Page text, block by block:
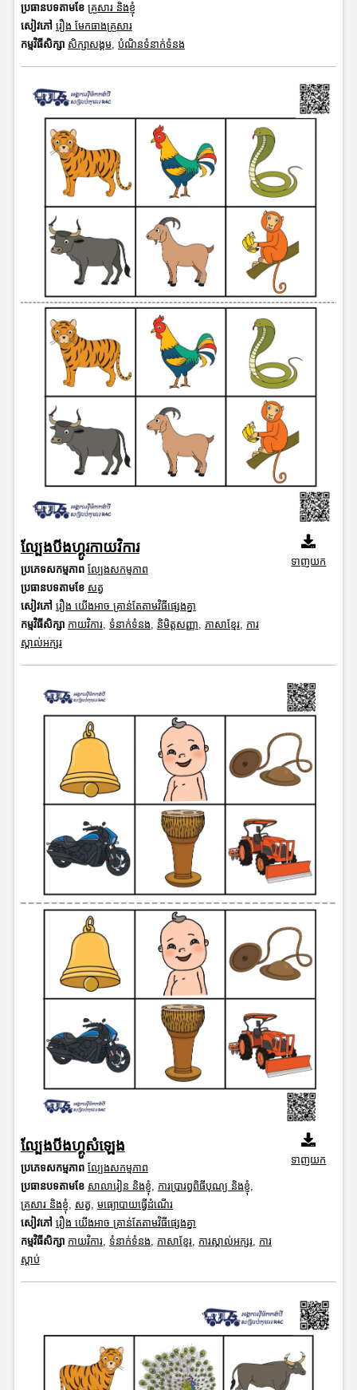
ប្រធានបទតាមខែ គ្រួសារ និងខ្ញុំ
សៀវភៅ រឿង មែកធាងគ្រួសារ
កម្មវិធីសិក្សា សិក្សាសង្គម, បំណិនទំនាក់ទំនង
ល្បែងបីងហ្គូរកាយវិការ
ប្រភេទសកម្មភាព ល្បែងសកម្មភាព
ប្រធានបទតាមខែ សត្វ
សៀវភៅ រឿង យើងអាច គ្រាន់តែតាមវិធីផ្សេងគ្នា
កម្មវិធីសិក្សា កាយវិការ, ទំនាក់ទំនង, និមិត្តសញ្ញា, ភាសាខ្មែរ, ការ
ស្គាល់អក្សរ
ទាញយក
ល្បែងបីងហ្គូសំឡេង
ប្រភេទសកម្មភាព ល្បែងសកម្មភាព
ប្រធានបទតាមខែ សាលារៀន និងខ្ញុំ, ការប្រារព្ធពិធីបុណ្យ និងខ្ញុំ,
គ្រួសារ និងខ្ញុំ, សត្វ, មធ្យោបាយធ្វើដំណើរ
សៀវភៅ រឿង យើងអាច គ្រាន់តែតាមវិធីផ្សេងគ្នា
កម្មវិធីសិក្សា កាយវិការ, ទំនាក់ទំនង, ភាសាខ្មែរ, ការស្គាល់អក្សរ, ការ
ស្តាប់
ទាញយក